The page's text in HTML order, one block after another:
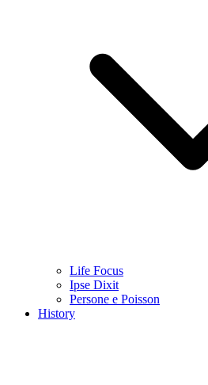
Life Focus
Ipse Dixit
Persone e Poisson
History